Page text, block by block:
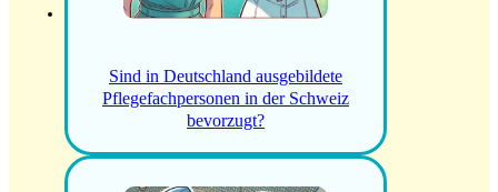
Sind in Deutschland ausgebildete
Pflegefachpersonen in der Schweiz
bevorzugt?